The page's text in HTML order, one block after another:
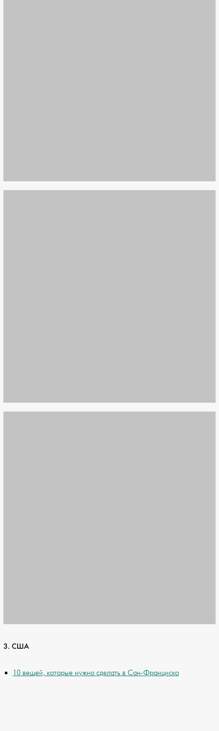
3. США
10 вещей, которые нужно сделать в Сан-Франциско